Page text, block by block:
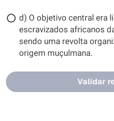
d) O objetivo central era
escravizados africanos
sendo uma revolta
origem muçulmana.
Validar